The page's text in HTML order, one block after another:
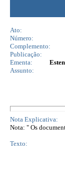
Ato:
Número:
Complemento:
Publicação:
Ementa:
Assunto:
Nota Explicativa:
Nota: " Os
Texto: